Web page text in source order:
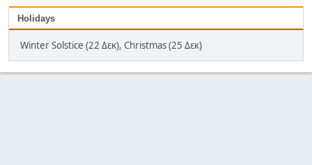
Holidays
Winter Solstice (22 Δεκ), Christmas (25 Δεκ)